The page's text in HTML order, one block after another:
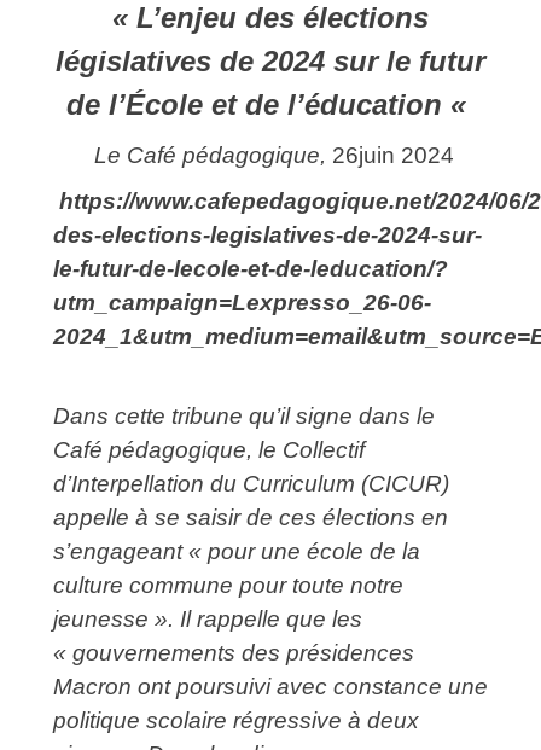
« L’enjeu des élections
législatives de 2024 sur le futur
de l’École et de l’éducation «
Le Café pédagogique, 26juin 2024
https://www.cafepedagogique.net/2024/06/
des-elections-legislatives-de-2024-sur-
le-futur-de-lecole-et-de-leducation/?
utm_campaign=Lexpresso_26-06-
Dans cette tribune qu’il signe dans le
Café pédagogique, le Collectif
d’Interpellation du Curriculum (CICUR)
appelle à se saisir de ces élections en
s’engageant « pour une école de la
culture commune pour toute notre
jeunesse ». Il rappelle que les
« gouvernements des présidences
Macron ont poursuivi avec constance une
politique scolaire régressive à deux